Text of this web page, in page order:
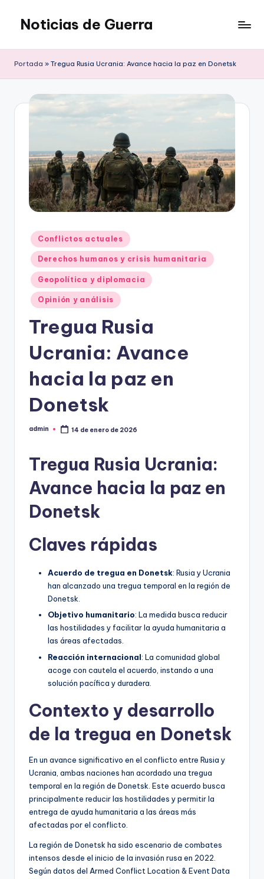
Saltar
contenido
Noticias de Guerra
Portada » Tregua Rusia Ucrania: Avance hacia la paz en Donetsk
Publicado
en
Conflictos actuales
Derechos humanos y crisis humanitaria
Geopolítica y diplomacia
Opinión y análisis
Tregua Rusia
Ucrania: Avance
hacia la paz en
Donetsk
Publicado
admin 14 de enero de 2026
Tregua Rusia Ucrania:
Avance hacia la paz en
Donetsk
Claves rápidas
Acuerdo de tregua en Donetsk: Rusia y Ucrania
han alcanzado una tregua temporal en la región de
Donetsk.
Objetivo humanitario: La medida busca reducir
las hostilidades y facilitar la ayuda humanitaria a
las áreas afectadas.
Reacción internacional: La comunidad global
acoge con cautela el acuerdo, instando a una
solución pacífica y duradera.
Contexto y desarrollo
de la tregua en Donetsk
En un avance significativo en el conflicto entre Rusia y
Ucrania, ambas naciones han acordado una tregua
temporal en la región de Donetsk. Este acuerdo busca
principalmente reducir las hostilidades y permitir la
entrega de ayuda humanitaria a las áreas más
afectadas por el conflicto.
La región de Donetsk ha sido escenario de combates
intensos desde el inicio de la invasión rusa en 2022.
Según datos del Armed Conflict Location & Event Data